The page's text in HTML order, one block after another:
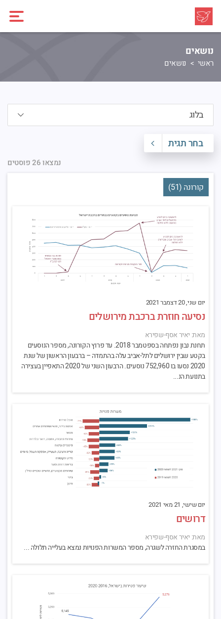
נושאים
ראשי נושאים
בחר תגית
נמצאו 26 פוסטים
קורונה (51)
יום שני, 20 דצמבר 2021
נסיעה חוזרת ברכבת מירושלים
מאת: יאיר אסף-שפירא
תחנת נבון נפתחה בספטמבר 2018. עד פרוץ הקורונה, מספר הנוסעים
בקטע שבין ירושלים לתל-אביב עלה בהתמדה – ברבעון הראשון של שנת
2020 נסעו בו 752,960 נוסעים. הרבעון השני של 2020 התאפיין בעצירה
בתנועת הנ...
יום שישי, 21 מאי 2021
דרושים
מאת: יאיר אסף-שפירא
במסגרת החזרה לשגרה, מספר המשרות הפנויות נמצא בעלייה תלולה ...